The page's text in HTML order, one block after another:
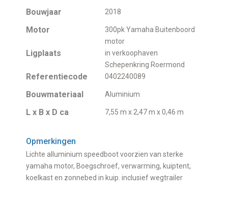
Bouwjaar 2018
Motor
300pk Yamaha Buitenboord
motor
Ligplaats
in verkoophaven
Schepenkring Roermond
Referentiecode 0402240089
Bouwmateriaal Aluminium
L x B x D ca 7,55 m x 2,47 m x 0,46 m
Opmerkingen
Lichte alluminium speedboot voorzien van sterke
yamaha motor, Boegschroef, verwarming, kuiptent,
koelkast en zonnebed in kuip. inclusief wegtrailer